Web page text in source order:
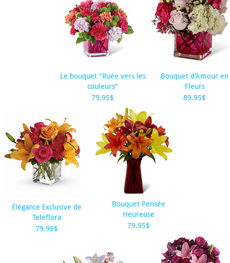
Le bouquet "Ruée vers les
couleurs"
79.95$
Bouquet d'Amour en
Fleurs
89.95$
Élégance Exclusive de
Teleflora
79.95$
Bouquet Pensée
Heureuse
79.95$